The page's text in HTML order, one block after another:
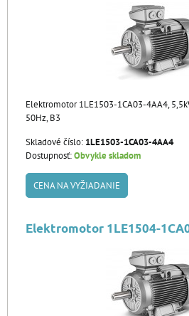
Elektromotor 1LE1503-1CA03-4AA4,
50Hz, B3
Skladové číslo: 1LE1503-1CA03-4AA4
Dostupnosť:Obvykle skladom
CENA NA VYŽIADANIE
Elektromotor 1LE1504-